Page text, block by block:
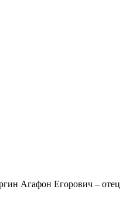
Агафон Егорович – отец